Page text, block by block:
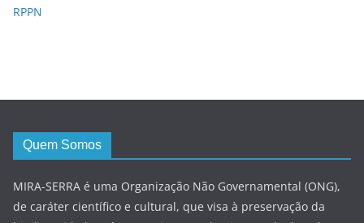
RPPN
Quem Somos
MIRA-SERRA é uma Organização Não Governamental (ONG),
de caráter científico e cultural, que visa à preservação da